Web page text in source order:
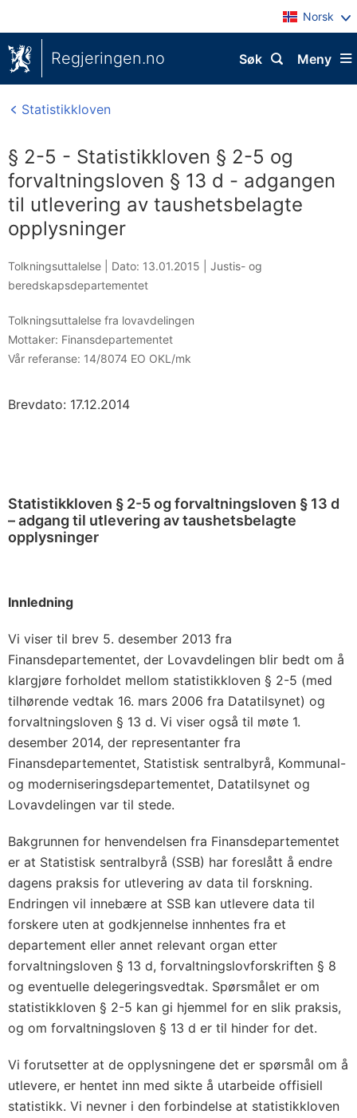
Norsk
Regjeringen.no Meny
Søk
Statistikkloven
§ 2-5 - Statistikkloven § 2-5 og
forvaltningsloven § 13 d - adgangen
til utlevering av taushetsbelagte
opplysninger
Tolkningsuttalelse | Dato: 13.01.2015
Justis- og
beredskapsdepartementet
Tolkningsuttalelse fra lovavdelingen
Mottaker: Finansdepartementet
Vår referanse: 14/8074 EO OKL/mk
Brevdato: 17.12.2014
Statistikkloven § 2-5 og forvaltningsloven § 13 d
– adgang til utlevering av taushetsbelagte
opplysninger
Innledning
Vi viser til brev 5. desember 2013 fra
Finansdepartementet, der Lovavdelingen blir bedt om å
klargjøre forholdet mellom statistikkloven § 2-5 (med
tilhørende vedtak 16. mars 2006 fra Datatilsynet) og
forvaltningsloven § 13 d. Vi viser også til møte 1.
desember 2014, der representanter fra
Finansdepartementet, Statistisk sentralbyrå, Kommunal-
og moderniseringsdepartementet, Datatilsynet og
Lovavdelingen var til stede.
Bakgrunnen for henvendelsen fra Finansdepartementet
er at Statistisk sentralbyrå (SSB) har foreslått å endre
dagens praksis for utlevering av data til forskning.
Endringen vil innebære at SSB kan utlevere data til
forskere uten at godkjennelse innhentes fra et
departement eller annet relevant organ etter
forvaltningsloven § 13 d, forvaltningslovforskriften § 8
og eventuelle delegeringsvedtak. Spørsmålet er om
statistikkloven § 2-5 kan gi hjemmel for en slik praksis,
og om forvaltningsloven § 13 d er til hinder for det.
Vi forutsetter at de opplysningene det er spørsmål om å
utlevere, er hentet inn med sikte å utarbeide offisiell
statistikk. Vi nevner i den forbindelse at statistikkloven